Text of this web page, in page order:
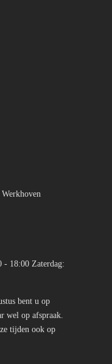
- 18:00 Zaterdag:
bent u op
wel op afspraak.
tijden ook op